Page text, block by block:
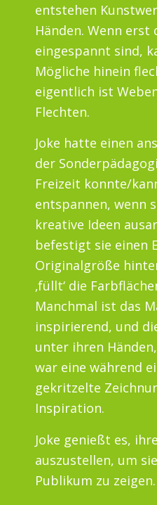
entstehen
Händen. Wenn erst
eingespannt sind,
Mögliche hinein
eigentlich ist
Flechten.
Joke hatte einen
der
Freizeit konnte/
entspannen, wenn
kreative Ideen
befestigt sie einen
Originalgröße
‚füllt‘ die
Manchmal ist das
inspirierend, und
unter ihren
war eine während
gekritzelte
Inspiration.
Joke genießt es,
auszustellen, um
Publikum zu zeigen.